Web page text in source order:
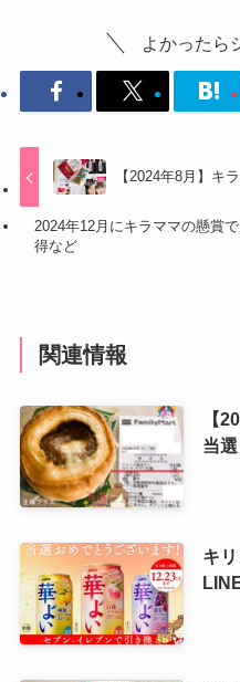
よかったら
【2024年8月】キ
2024年12月にキラママの懸賞
得など
関連情報
【
当
キ